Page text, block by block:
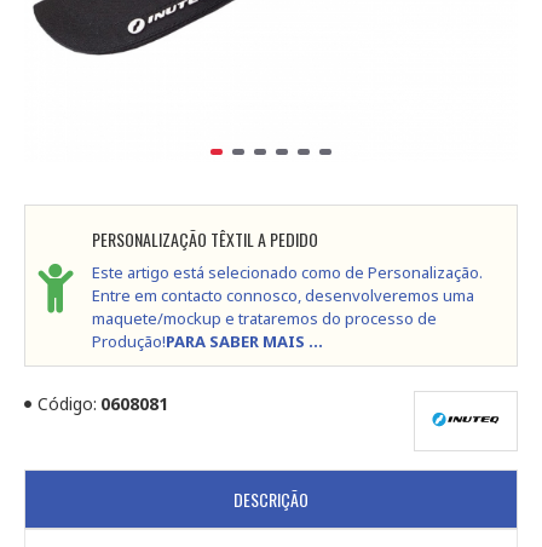
PERSONALIZAÇÃO TÊXTIL A PEDIDO
Este artigo está selecionado como de Personalização.
Entre em contacto connosco, desenvolveremos uma
maquete/mockup e trataremos do processo de
Produção!PARA SABER MAIS ...
Código: 0608081
DESCRIÇÃO